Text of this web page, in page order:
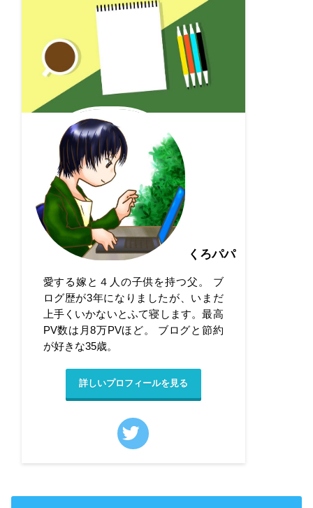
くろパパ
愛する嫁と４人の子供を持つ父。 ブ
ログ歴が3年になりましたが、いまだ
上手くいかないとふて寝します。最高
PV数は月8万PVほど。 ブログと節約
が好きな35歳。
詳しいプロフィールを見る